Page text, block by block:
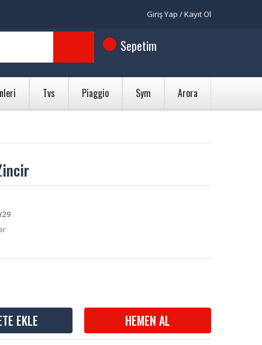
Giriş Yap / Kayıt Ol
Sepetim
Tvs Piaggio Sym Arora
EKLE HEMEN AL